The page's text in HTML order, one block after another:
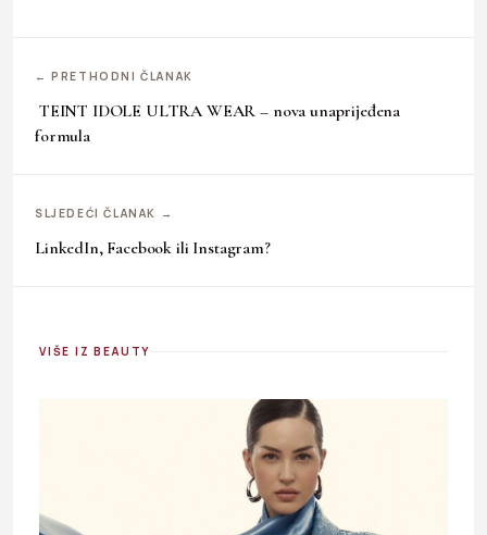
← PRETHODNI ČLANAK
TEINT IDOLE ULTRA WEAR – nova unaprijeđena
formula
SLJEDEĆI ČLANAK →
LinkedIn, Facebook ili Instagram?
VIŠE IZ BEAUTY